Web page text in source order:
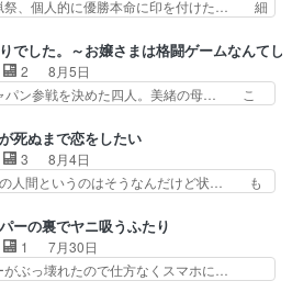
『有能な…
の部分で使うのだろう？… 日本とロシア
で視聴しまし… 前回同様『イノセン
む押井・神山版… 第５話「EPISODEラ
親の気持…
祭、個人的に優勝本命に印を付けた… 細
トすぎる笑アルは最初から自分… プラネ
ィズ展開アツいな「騎士狩猟… 麦茶どこ
トル通り麦茶の出涸らしぐ… 第５話を
視聴しました。視聴に… 復讐に燃える
なのでこの娘が皇帝… ウサギ好きそうな
がかわいい。幼馴… ついに始まった狩猟
ナの活躍で上位…
でした。～お嬢さまは格闘ゲームなんてし
2
8月5日
パン参戦を決めた四人。美緒の母… こ
溢れてるのに中身は…美緒ママ… テー
ー大会に行くには？感想は、美… 大会を
ー熱が高まる一方、百合の本… 東京で開
格ゲー大会に参加すること… Japanに向
へ!/でも観光よ… 旅の支度全部やってく
、なんだかん… 第５話をｄアニメストア
ました。視…
死ぬまで恋をしたい
3
8月4日
人間というのはそうなんだけど状… も
戻して欲しいでも自分達が代わ… ご視聴
うございました見るたびに切… 誰かと思
ゅー先輩か。しれっと相方… 第５話感
した相手にも家族や…､戦… つらい回
ーの裏でヤニ吸うふたり
1
7月30日
がぶっ壊れたので仕方なくスマホに…